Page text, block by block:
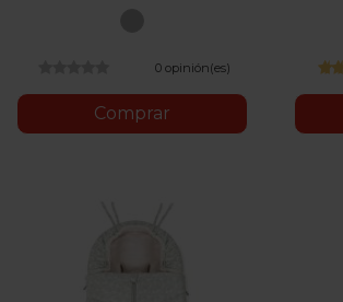
0 opinión(es)
Comprar